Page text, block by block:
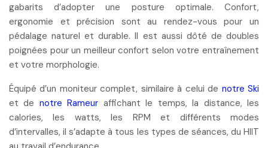
gabarits d’adopter une posture optimale. Confort,
ergonomie et précision sont au rendez-vous pour un
pédalage naturel et durable. Il est aussi dôté de doubles
poignées pour un meilleur confort selon votre entraînement
et votre morphologie.
Équipé d’un moniteur complet, similaire à celui de notre Ski
et de notre Rameur affichant le temps, la distance, les
calories, les watts, les RPM et différents modes
d’intervalles, il s’adapte à tous les types de séances, du HIIT